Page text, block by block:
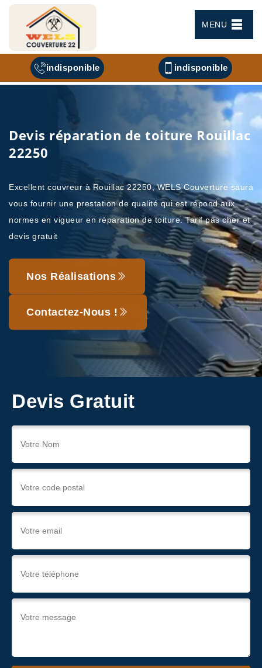
MENU
indisponible indisponible
Devis réparation de toiture Rouillac
22250
Excellent couvreur à Rouillac 22250, WELS Couverture saura
vous fournir une prestation de qualité qui est répond aux
normes en vigueur en réparation de toiture. Tarif pas cher et
devis gratuit
Nos Réalisations
Contactez-Nous !
Devis Gratuit